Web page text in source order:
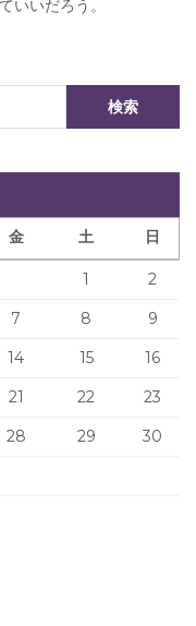
いいだろう。
金 土 日
1
2
7 8
9
14 15
16
21 22
23
28 29
30